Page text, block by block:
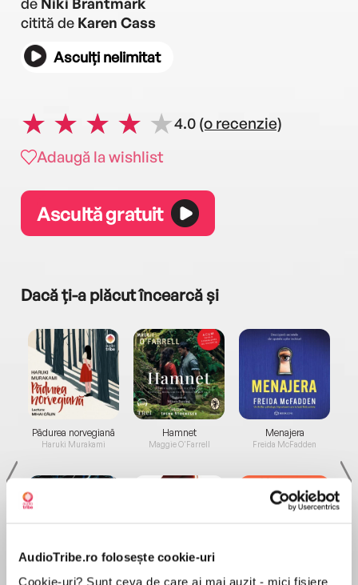
AudioTribe.ro folosește cookie-uri
Cookie-uri? Sunt ceva de care ai mai auzit - mici fișiere
citită de Karen Cass
Asculți nelimitat
4.0 (o recenzie)
Adaugă la wishlist
Ascultă gratuit
Dacă ți-a plăcut încearcă și
Pădurea norvegiană
Haruki Murakami
Elita de Argint (Elita
Hamnet
Maggie O'Farrell
Diavolul se îmbracă de
Menajera
Freida McFadden
Migdală